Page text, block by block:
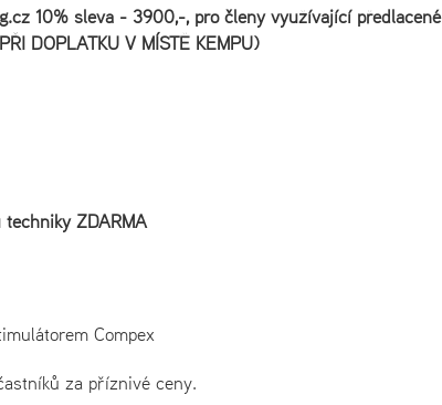
10% sleva - 3900,-, pro členy využívající předlacené
DOPLATKU V MÍSTĚ KEMPU)
ZDARMA
Compex
za příznivé ceny.